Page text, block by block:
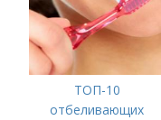
ТОП-10
отбеливающих